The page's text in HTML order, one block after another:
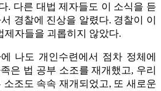
. 다른 대법 제자들도 이 소식을 듣
경찰에 진상을 알렸다. 경찰이 이
제자들을 괴롭히지 않았다.
나도 개인수련에서 점차 정체에
은 법 공부 소조를 재개했고, 우리
조도 속속 재개되었고, 또 새로운